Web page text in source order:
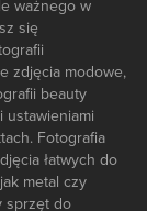
ważnego w
się
zdjęcia modowe,
beauty
ustawieniami
Fotografia
łatwych do
metal czy
sprzęt do